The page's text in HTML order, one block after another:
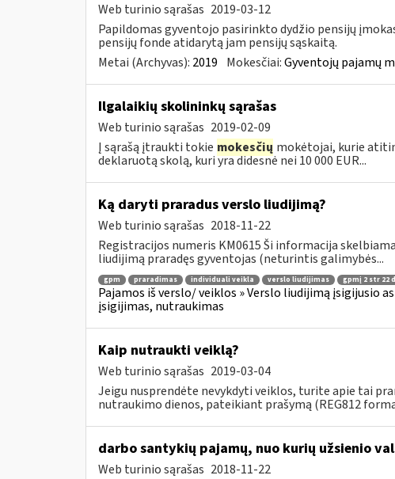
Web turinio sąrašas 2019-03-12
Papildomas gyventojo pasirinkto dydžio pensijų
pensijų fonde atidarytą jam pensijų sąskaitą.
Metai (Archyvas): 2019 Mokesčiai:Gyventojų pajamų
Ilgalaikių skolininkų sąrašas
Web turinio sąrašas 2019-02-09
Į sąrašą įtraukti tokie mokesčių mokėtojai, kurie
deklaruotą skolą, kuri yra didesnė nei 10 000 EUR...
Ką daryti praradus verslo liudijimą?
Web turinio sąrašas 2018-11-22
Registracijos numeris KM0615 Ši informacija
liudijimą praradęs gyventojas (neturintis galimybės...
gpm praradimas individuali veikla verslo liudijimas gpmį 2 str 22 d
Pajamos iš verslo/ veiklos » Verslo liudijimą įsigijusio
įsigijimas, nutraukimas
Kaip nutraukti veiklą?
Web turinio sąrašas 2019-03-04
Jeigu nusprendėte nevykdyti veiklos, turite apie tai
nutraukimo dienos, pateikiant prašymą (REG812
darbo santykių pajamų, nuo kurių užsienio
Web turinio sąrašas 2018-11-22